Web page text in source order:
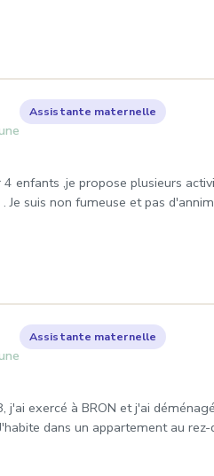
Lyon 8e
Assistante maternelle
enfants ,je propose plusieurs
suis non fumeuse et pas
à Lyon 8e
Assistante maternelle
exercé à BRON et j'ai
dans un appartement au rez-